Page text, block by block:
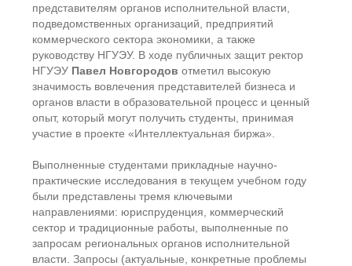
представителям органов исполнительной власти,
подведомственных организаций, предприятий
коммерческого сектора экономики, а также
руководству НГУЭУ. В ходе публичных защит ректор
НГУЭУ Павел Новгородов отметил высокую
значимость вовлечения представителей бизнеса и
органов власти в образовательной процесс и ценный
опыт, который могут получить студенты, принимая
участие в проекте «Интеллектуальная биржа».
Выполненные студентами прикладные научно-
практические исследования в текущем учебном году
были представлены тремя ключевыми
направлениями: юриспруденция, коммерческий
сектор и традиционные работы, выполненные по
запросам региональных органов исполнительной
власти. Запросы (актуальные, конкретные проблемы